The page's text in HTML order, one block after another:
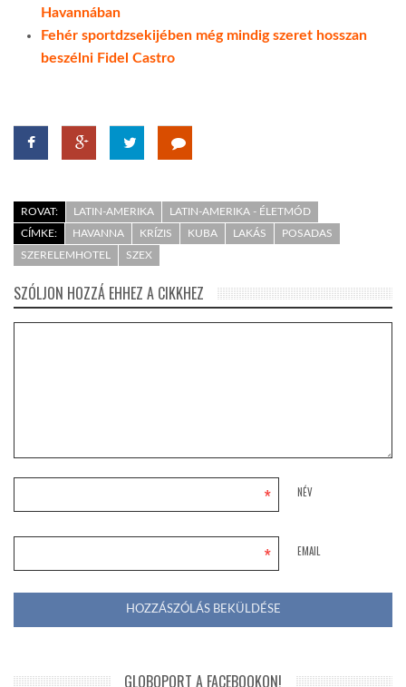
Havannában
Fehér sportdzsekijében még mindig szeret hosszan
beszélni Fidel Castro
ROVAT: LATIN-AMERIKA
LATIN-AMERIKA - ÉLETMÓD
CÍMKE:
HAVANNA KRÍZIS KUBA LAKÁS
POSADAS
SZERELEMHOTEL
SZEX
SZÓLJON HOZZÁ EHHEZ A CIKKHEZ
NÉV
*
EMAIL
*
GLOBOPORT A FACEBOOKON!